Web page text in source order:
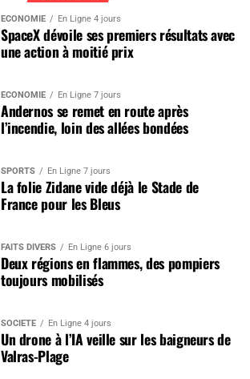
ÉCONOMIE En Ligne 4 jours
SpaceX dévoile ses premiers résultats avec
une action à moitié prix
ÉCONOMIE En Ligne 7 jours
Andernos se remet en route après
l’incendie, loin des allées bondées
SPORTS En Ligne 7 jours
La folie Zidane vide déjà le Stade de
France pour les Bleus
FAITS DIVERS En Ligne 6 jours
Deux régions en flammes, des pompiers
toujours mobilisés
SOCIÉTÉ En Ligne 4 jours
Un drone à l’IA veille sur les baigneurs de
Valras-Plage